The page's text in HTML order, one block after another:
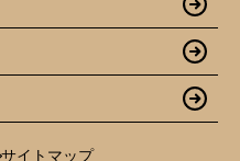
サイトマップ